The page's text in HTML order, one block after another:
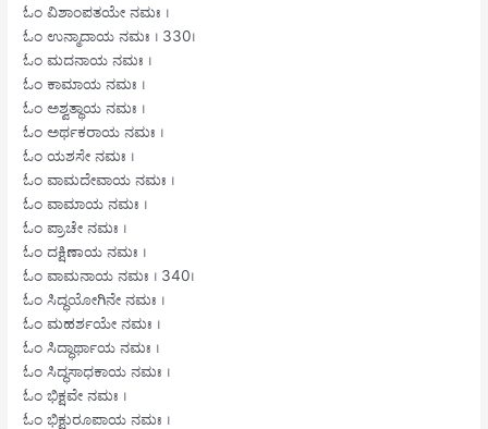
ಓಂ ವಿಶಾಂಪತಯೇ ನಮಃ ।
ಓಂ ಉನ್ಮಾದಾಯ ನಮಃ । 330।
ಓಂ ಮದನಾಯ ನಮಃ ।
ಓಂ ಕಾಮಾಯ ನಮಃ ।
ಓಂ ಅಶ್ವತ್ಥಾಯ ನಮಃ ।
ಓಂ ಅರ್ಥಕರಾಯ ನಮಃ ।
ಓಂ ಯಶಸೇ ನಮಃ ।
ಓಂ ವಾಮದೇವಾಯ ನಮಃ ।
ಓಂ ವಾಮಾಯ ನಮಃ ।
ಓಂ ಪ್ರಾಚೇ ನಮಃ ।
ಓಂ ದಕ್ಷಿಣಾಯ ನಮಃ ।
ಓಂ ವಾಮನಾಯ ನಮಃ । 340।
ಓಂ ಸಿದ್ಧಯೋಗಿನೇ ನಮಃ ।
ಓಂ ಮಹರ್ಶಯೇ ನಮಃ ।
ಓಂ ಸಿದ್ಧಾರ್ಥಾಯ ನಮಃ ।
ಓಂ ಸಿದ್ಧಸಾಧಕಾಯ ನಮಃ ।
ಓಂ ಭಿಕ್ಷವೇ ನಮಃ ।
ಓಂ ಭಿಕ್ಷುರೂಪಾಯ ನಮಃ ।